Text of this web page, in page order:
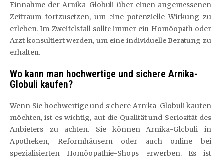
Einnahme der Arnika-Globuli über einen angemessenen
Zeitraum fortzusetzen, um eine potenzielle Wirkung zu
erleben. Im Zweifelsfall sollte immer ein Homöopath oder
Arzt konsultiert werden, um eine individuelle Beratung zu
erhalten.
Wo kann man hochwertige und sichere Arnika-
Globuli kaufen?
Wenn Sie hochwertige und sichere Arnika-Globuli kaufen
möchten, ist es wichtig, auf die Qualität und Seriosität des
Anbieters zu achten. Sie können Arnika-Globuli in
Apotheken, Reformhäusern oder auch online bei
spezialisierten Homöopathie-Shops erwerben. Es ist